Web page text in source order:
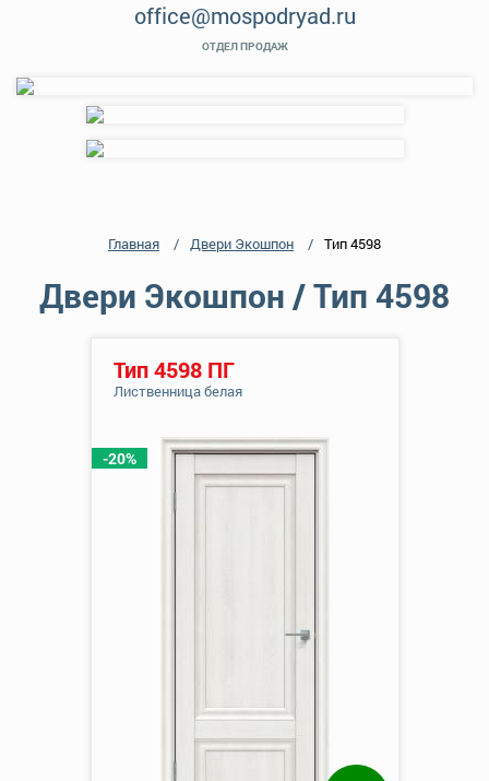
office@mospodryad.ru
ОТДЕЛ ПРОДАЖ
Главная Двери Экошпон Тип 4598
Двери Экошпон / Тип 4598
-20%
Тип 4598 ПГ
Лиственница белая